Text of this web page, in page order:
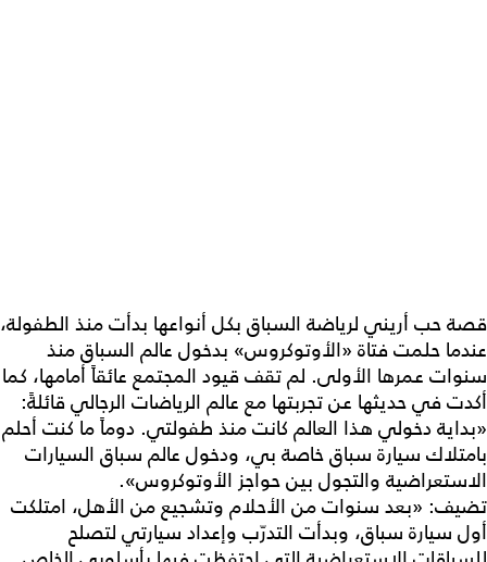
قصة حب أريني لرياضة السباق بكل أنواعها بدأت منذ الطفولة،
عندما حلمت فتاة «الأوتوكروس» بدخول عالم السباق منذ
سنوات عمرها الأولى. لم تقف قيود المجتمع عائقاً أمامها، كما
أكدت في حديثها عن تجربتها مع عالم الرياضات الرجالي قائلةً:
«بداية دخولي هذا العالم كانت منذ طفولتي. دوماً ما كنت أحلم
بامتلاك سيارة سباق خاصة بي، ودخول عالم سباق السيارات
الاستعراضية والتجول بين حواجز الأوتوكروس».
تضيف: «بعد سنوات من الأحلام وتشجيع من الأهل، امتلكت
أول سيارة سباق، وبدأت التدرّب وإعداد سيارتي لتصلح